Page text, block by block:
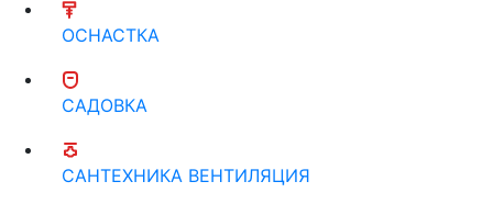
ОСНАСТКА
САДОВКА
САНТЕХНИКА ВЕНТИЛЯЦИЯ